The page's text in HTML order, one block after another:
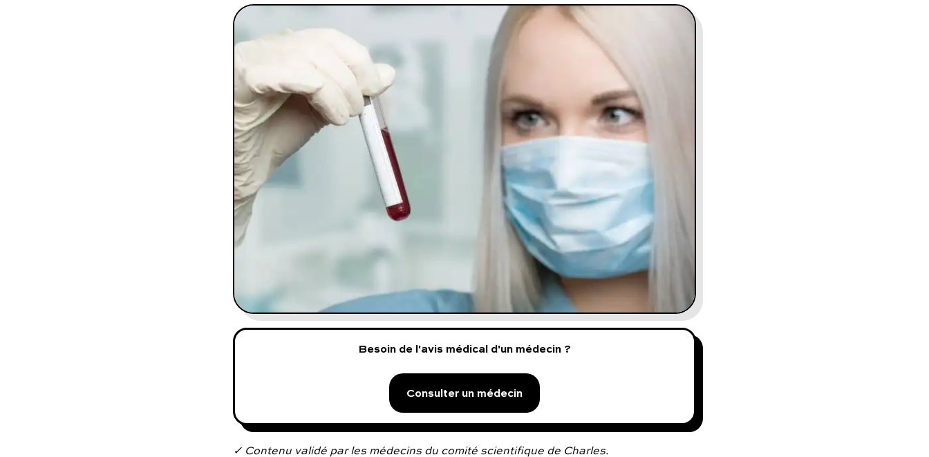
Toutes nos pathologiessexuelles
contact@charles.co
Besoin de l'avis médical d'un médecin ?
Consulter un médecin
✓ Contenu validé par les médecins du comité scientifique de Charles.